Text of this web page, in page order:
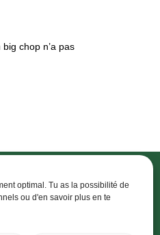
optimal. Tu as la possibilité de
ou d'en savoir plus en te
chop n’a pas